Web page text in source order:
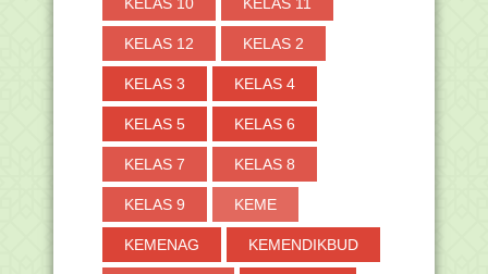
KELAS 12 KELAS 2
KELAS 3 KELAS 4
KELAS 5 KELAS 6
KELAS 7 KELAS 8
KELAS 9 KEME
KEMENAG KEMENDIKBUD